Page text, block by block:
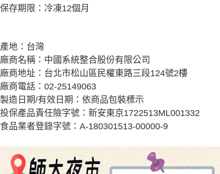
保存期限：冷凍12個月
產地：台灣
廠商名稱：中國系統整合股份有限公司
廠商地址：台北市松山區民權東路三段124號2樓
廠商電話：02-25149063
製造日期/有效日期：依商品包裝標示
投保產品責任險字號：新安東京1722513ML001332
食品業者登錄字號：A-180301513-00000-9